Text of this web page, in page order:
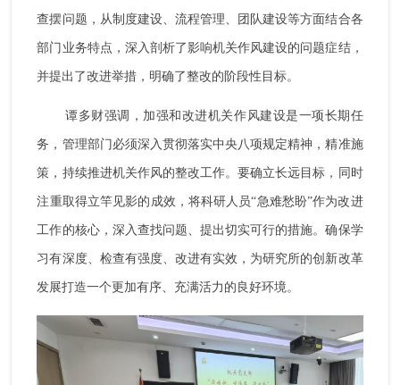
查摆问题，从制度建设、流程管理、团队建设等方面结合各
部门业务特点，深入剖析了影响机关作风建设的问题症结，
并提出了改进举措，明确了整改的阶段性目标。
谭多财强调，加强和改进机关作风建设是一项长期任
务，管理部门必须深入贯彻落实中央八项规定精神，精准施
策，持续推进机关作风的整改工作。要确立长远目标，同时
注重取得立竿见影的成效，将科研人员“急难愁盼”作为改进
工作的核心，深入查找问题、提出切实可行的措施。确保学
习有深度、检查有强度、改进有实效，为研究所的创新改革
发展打造一个更加有序、充满活力的良好环境。